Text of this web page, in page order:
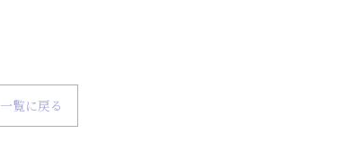
一覧に戻る